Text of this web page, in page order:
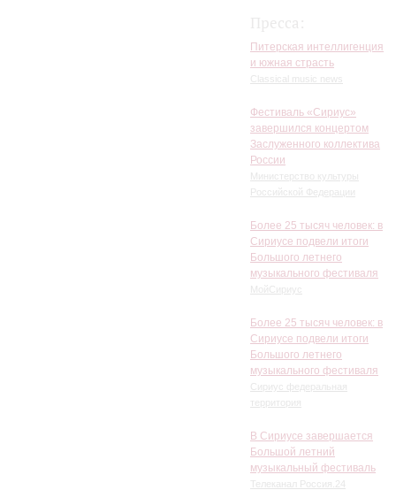
Питерская интеллигенция
и южная страсть
Classical music news
Фестиваль «Сириус»
завершился концертом
Заслуженного коллектива
России
Министерство культуры
Российской Федерации
Более 25 тысяч человек: в
Сириусе подвели итоги
Большого летнего
музыкального фестиваля
МойСириус
Более 25 тысяч человек: в
Сириусе подвели итоги
Большого летнего
музыкального фестиваля
Сириус федеральная
территория
В Сириусе завершается
Большой летний
музыкальный фестиваль
Телеканал Россия.24